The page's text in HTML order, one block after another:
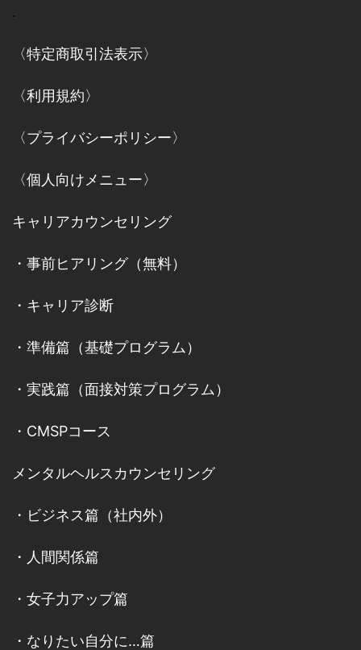
.
〈特定商取引法表示〉
〈利用規約〉
〈プライバシーポリシー〉
〈個人向けメニュー〉
キャリアカウンセリング
・ 事前ヒアリング（無料）
・ キャリア診断
・ 準備篇（基礎プログラム）
・ 実践篇（面接対策プログラム）
・ CMSPコース
メンタルヘルスカウンセリング
・ ビジネス篇（社内外）
・ 人間関係篇
・ 女子力アップ篇
・ なりたい自分に…篇